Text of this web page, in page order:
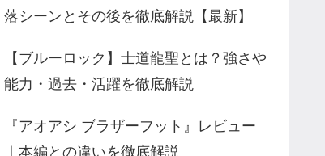
落シーンとその後を徹底解説【最新】
【ブルーロック】士道龍聖とは？強さや
能力・過去・活躍を徹底解説
『アオアシ ブラザーフット』レビュー
｜本編との違いを徹底解説